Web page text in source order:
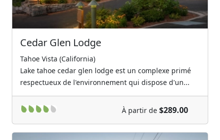
Cedar Glen Lodge
Tahoe Vista (California)
Lake tahoe cedar glen lodge est un complexe primé
respectueux de l'environnement qui dispose d'un...
À partir de $289.00